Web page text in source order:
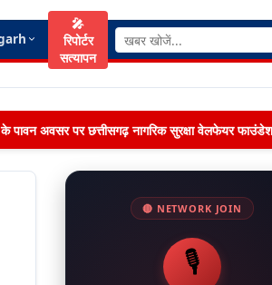
🎤
रिपोर्टर
सत्यापन
के पावन अवसर पर छत्तीसगढ़ नागरिक सुरक्षा वेलफेयर
🔴 NETWORK JOIN
🎙️